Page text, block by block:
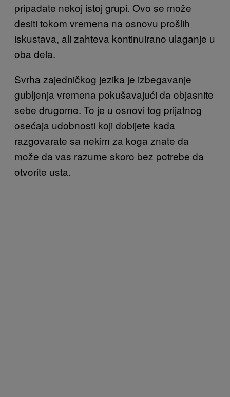
pripadate nekoj istoj grupi. Ovo se može
desiti tokom vremena na osnovu prošlih
iskustava, ali zahteva kontinuirano ulaganje u
oba dela.
Svrha zajedničkog jezika je izbegavanje
gubljenja vremena pokušavajući da objasnite
sebe drugome. To je u osnovi tog prijatnog
osećaja udobnosti koji dobijete kada
razgovarate sa nekim za koga znate da
može da vas razume skoro bez potrebe da
otvorite usta.